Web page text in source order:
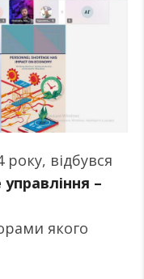
року, відбувся
–
якого